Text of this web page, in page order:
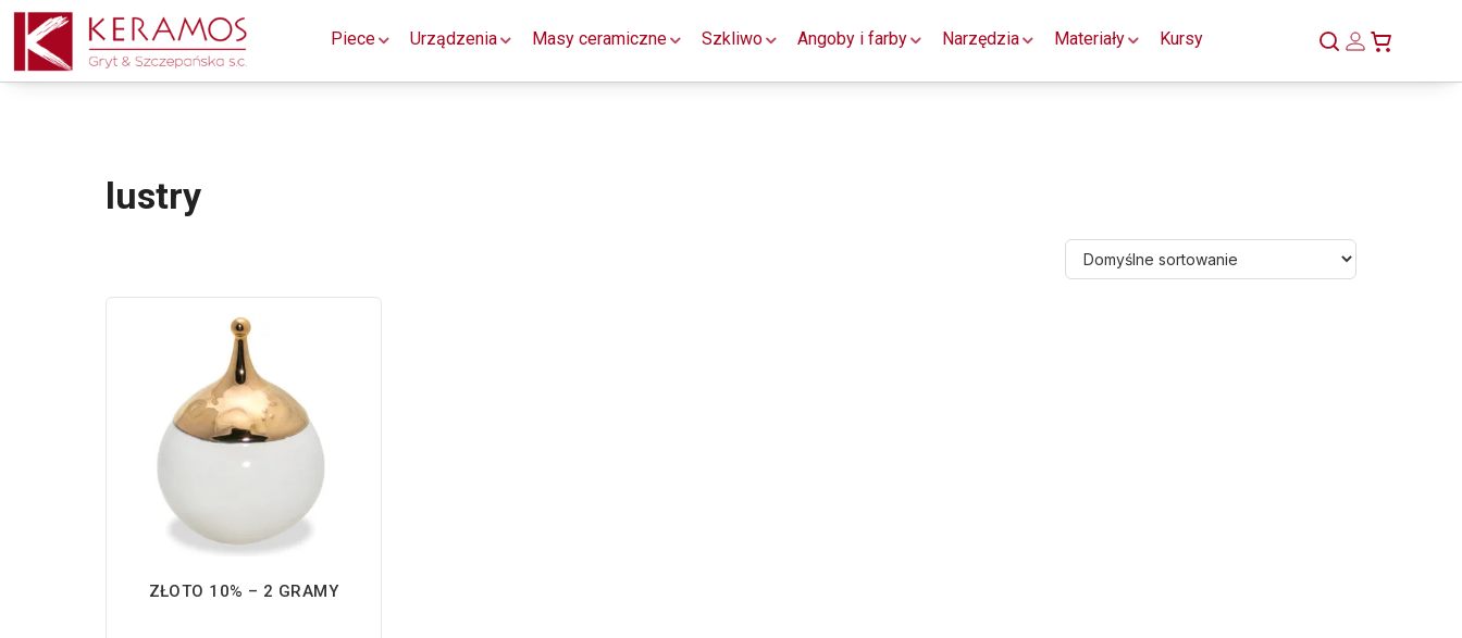
Piece Urządzenia Masy ceramiczne Szkliwo Angoby i farby Narzędzia Materiały Kursy
lustry
ZŁOTO 10% – 2 GRAMY